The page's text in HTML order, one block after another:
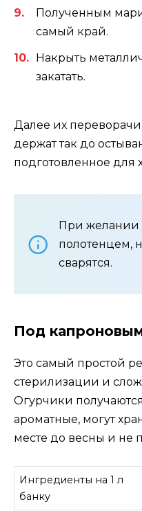
Полученным
самый край.
Накрыть
закатать.
Далее их
держат так до
подготовленное для
При желании
полотенцем,
сварятся.
Под
Это самый простой
стерилизации и
Огурчики
ароматные, могут
месте до весны и не
Ингредиенты на 1 л
банку